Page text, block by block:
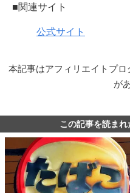
■関連サイト
公式サイト
本記事はアフィリエイトプ
が
この記事を読ま